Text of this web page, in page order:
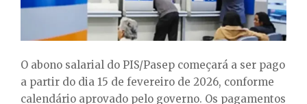
O abono salarial do PIS/Pasep começará a ser pago
a partir do dia 15 de fevereiro de 2026, conforme
calendário aprovado pelo governo. Os pagamentos